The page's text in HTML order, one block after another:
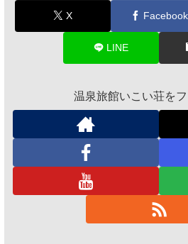
X Facebook
LINE
温泉旅館いこい荘を